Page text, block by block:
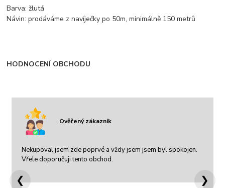
Barva: žlutá
Návin: prodáváme z navíječky po 50m, minimálně 150 metrů
HODNOCENÍ OBCHODU
Ověřený zákazník
Nekupoval jsem zde poprvé a vždy jsem jsem byl spokojen.
Vřele doporučuji tento obchod.
❮ ❯